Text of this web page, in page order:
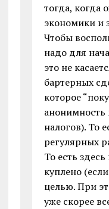
тогда, когда
экономики и
Чтобы
надо для
это не
бартерных
которое
анонимность
налогов). То
регулярных
То есть
куплено
целью. При
уже скорее